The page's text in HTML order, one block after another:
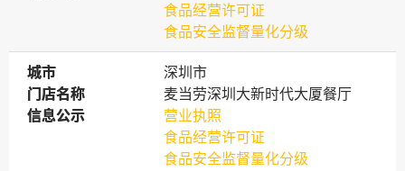
食品经营许可证
食品安全监督量化分级
城市
城市
深圳市
门店名称
门店名称
麦当劳深圳大新时代大厦餐厅
信息公示
信息公示
营业执照
食品经营许可证
食品安全监督量化分级